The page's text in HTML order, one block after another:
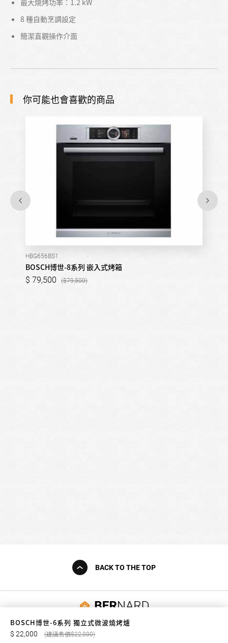
BOSCH博世-6系列 獨立式微波燒烤爐
22,000 22,000
最大燒烤功率：1.2 kW
8 種自動烹調設定
簡潔直觀操作介面
你可能也會喜歡的商品
HBG656BS1
BOSCH博世-8系列 嵌入式烤箱
79,500 79,500
BACK TO THE TOP
友誠購物